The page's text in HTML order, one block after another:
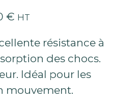
€ HT
résistance à
des chocs.
Idéal pour les
mouvement.